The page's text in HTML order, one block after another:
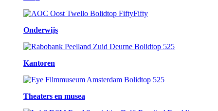
Onderwijs
Kantoren
Theaters en musea